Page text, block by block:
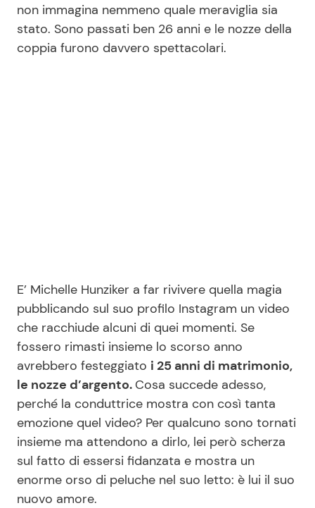
News benessere Primi Piatti
Info
Chi siamo
Disclaimer e Privacy
Redazione
Contattaci
Pubblicità
Privacy Policy
non immagina nemmeno quale meraviglia sia
stato. Sono passati ben 26 anni e le nozze della
coppia furono davvero spettacolari.
E’ Michelle Hunziker a far rivivere quella magia
pubblicando sul suo profilo Instagram un video
che racchiude alcuni di quei momenti. Se
fossero rimasti insieme lo scorso anno
avrebbero festeggiato i 25 anni di matrimonio,
le nozze d’argento. Cosa succede adesso,
perché la conduttrice mostra con così tanta
emozione quel video? Per qualcuno sono tornati
insieme ma attendono a dirlo, lei però scherza
sul fatto di essersi fidanzata e mostra un
enorme orso di peluche nel suo letto: è lui il suo
nuovo amore.